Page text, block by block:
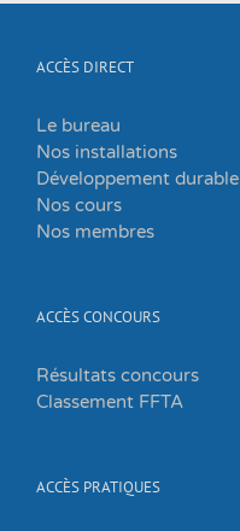
ACCÈS DIRECT
Le bureau
Nos installations
Développement durable
Nos cours
Nos membres
ACCÈS CONCOURS
Résultats concours
Classement FFTA
ACCÈS PRATIQUES